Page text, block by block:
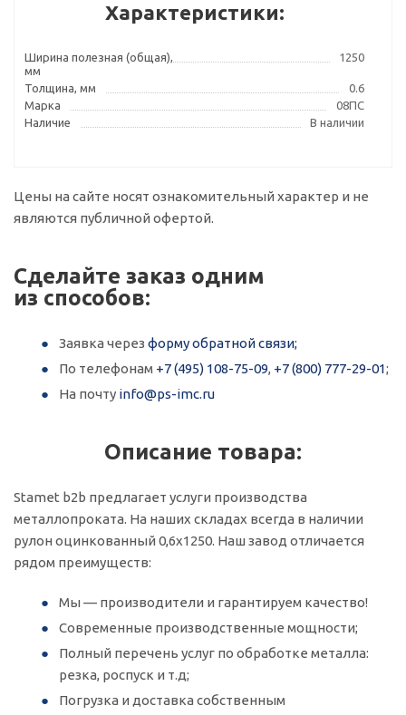
Характеристики:
Ширина полезная (общая),
мм
1250
Толщина, мм
0.6
Марка
08ПС
Наличие
В наличии
Цены на сайте носят ознакомительный характер и не
являются публичной офертой.
Сделайте заказ одним
из способов:
Заявка через форму обратной связи;
По телефонам +7 (495) 108-75-09, +7 (800) 777-29-01;
На почту info@ps-imc.ru
Описание товара:
Stamet b2b предлагает услуги производства
металлопроката. На наших складах всегда в наличии
рулон оцинкованный 0,6х1250. Наш завод отличается
рядом преимуществ:
Мы — производители и гарантируем качество!
Современные производственные мощности;
Полный перечень услуг по обработке металла:
резка, роспуск и т.д;
Погрузка и доставка собственным